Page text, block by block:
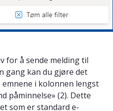
for å sende melding til
gang kan du gjøre det
i kolonnen lengst
påminnelse» (2). Dette
som er standard e-